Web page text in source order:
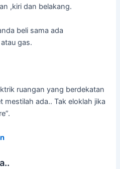
,kiri dan belakang.
beli sama ada
gas.
ruangan yang berdekatan
ada.. Tak eloklah jika